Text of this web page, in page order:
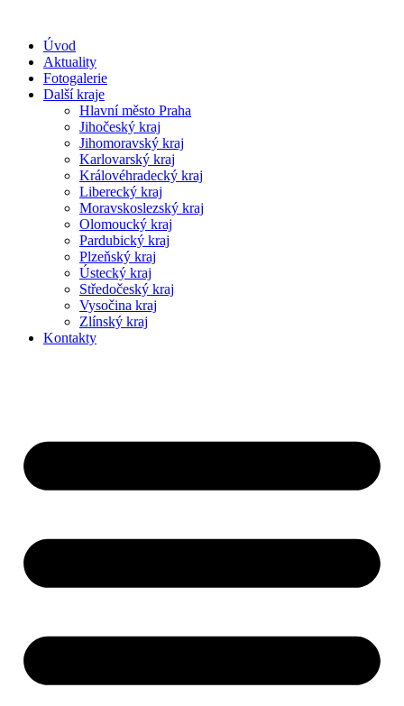
Úvod
Aktuality
Fotogalerie
Další kraje
Hlavní město Praha
Jihočeský kraj
Jihomoravský kraj
Karlovarský kraj
Královéhradecký kraj
Liberecký kraj
Moravskoslezský kraj
Olomoucký kraj
Pardubický kraj
Plzeňský kraj
Ústecký kraj
Středočeský kraj
Vysočina kraj
Zlínský kraj
Kontakty